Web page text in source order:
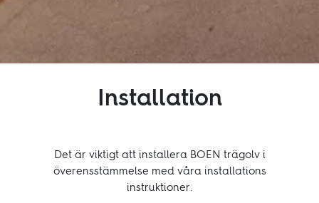
Installation
Det är viktigt att installera BOEN trägolv i
överensstämmelse med våra installations
instruktioner.